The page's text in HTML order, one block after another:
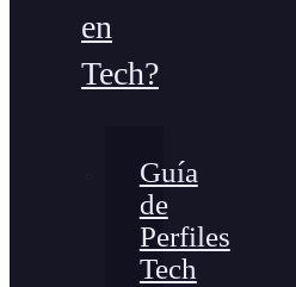
en
Tech?
Guía
de
Perfiles
Tech